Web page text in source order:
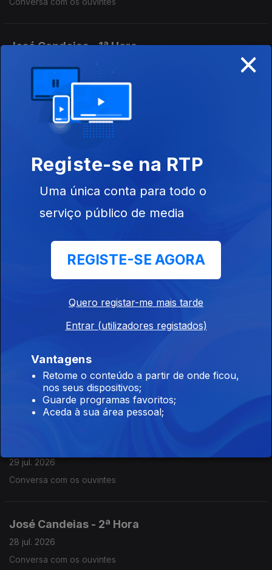
José Candeias - 1ª Hora
Conversa com os ouvintes
José Candeias - 2ª Hora
Conversa com os ouvintes
José Candeias - 2ª Hora
Conversa com os ouvintes
Conversa com os ouvintes
José Candeias - 2ª Hora
29 jul. 2026
Conversa com os ouvintes
29 jul. 2026
Conversa com os ouvintes
José Candeias - 2ª Hora
28 jul. 2026
Conversa com os ouvintes
×
Registe-se na RTP
Uma única conta para todo o
serviço público de media
REGISTE-SE AGORA
Quero registar-me mais tarde
Entrar (utilizadores registados)
Vantagens
Retome o conteúdo a partir de onde ficou,
nos seus dispositivos;
Guarde programas favoritos;
Aceda à sua área pessoal;